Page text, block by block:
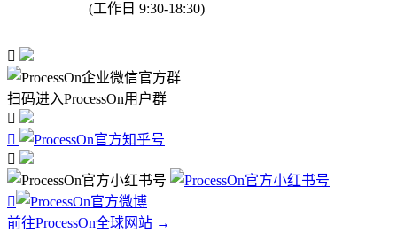
(工作日 9:30-18:30)

扫码进入ProcessOn用户群




前往ProcessOn全球网站 →